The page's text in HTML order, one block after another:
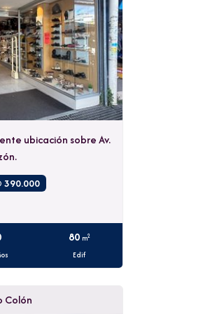
ubicación sobre Av.
390.000
80 m2
Edif
Colón